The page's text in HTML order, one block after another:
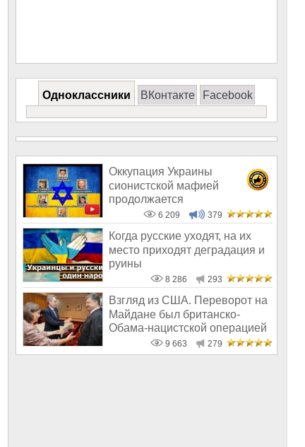
Одноклассники ВКонтакте Facebook
Оккупация Украины
сионистской мафией
продолжается
6 209 379
Когда русские уходят, на их
место приходят деградация и
руины
8 286 293
Взгляд из США. Переворот на
Майдане был британско-
Обама-нацистской операцией
9 663 279